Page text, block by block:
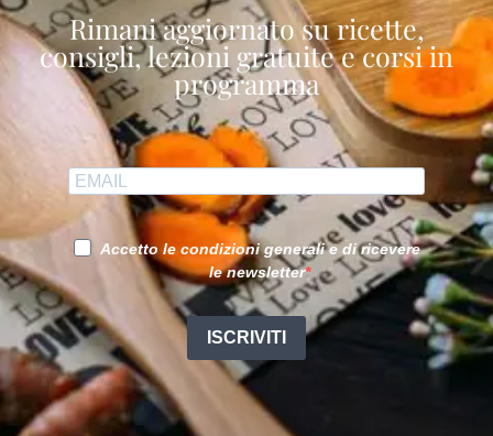
Rimani aggiornato su ricette,
consigli, lezioni gratuite e corsi in
programma
Accetto le condizioni generali e di ricevere
le newsletter
ISCRIVITI